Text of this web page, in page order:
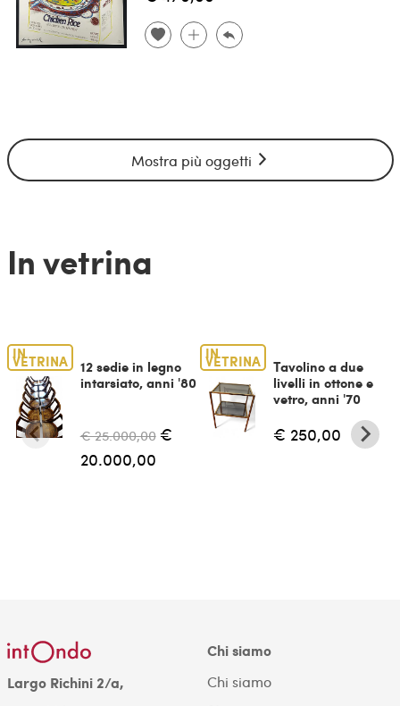
Mostra più oggetti
In vetrina
IN
VETRINA
12 sedie in legno
intarsiato, anni '80
€ 25.000,00 €
20.000,00
IN
VETRINA
Tavolino a due
livelli in ottone e
vetro, anni '70
€ 250,00
Largo Richini 2/a,
Chi siamo
Chi siamo